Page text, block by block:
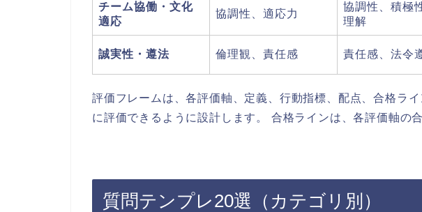
チーム協働・文化
適応
協調性、適応力
協調性、積極
理解
誠実性・遵法 倫理観、責任感 責任感、法令
評価フレームは、各評価軸、定義、行動指標、配点、合格ラ
に評価できるように設計します。 合格ラインは、各評価軸の
質問テンプレ20選（カテゴリ別）